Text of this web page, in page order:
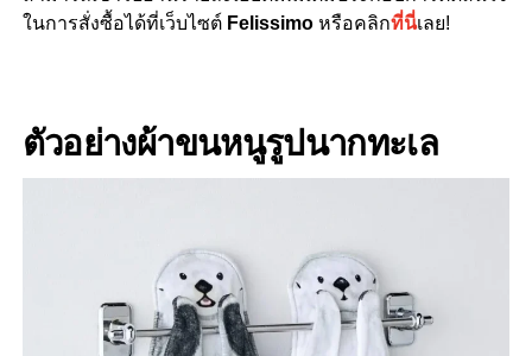
ในการสั่งซื้อได้ที่เว็บไซต์Felissimo หรือคลิกที่นี่เลย!
ตัวอย่างผ้าขนหนูรูปนากทะเล